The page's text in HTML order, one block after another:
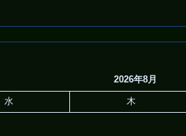
2026年8月
水 木